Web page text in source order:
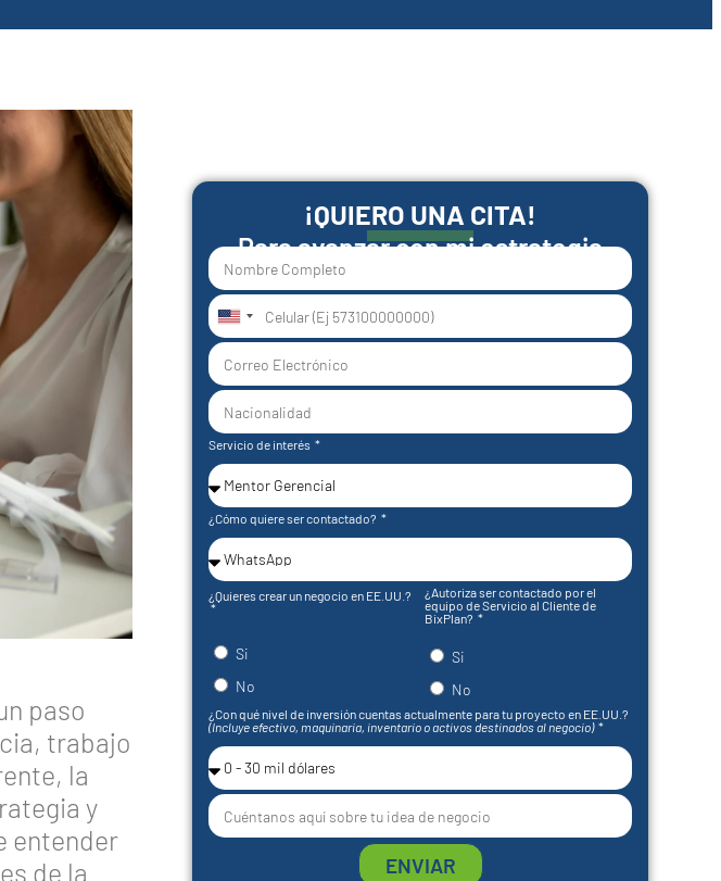
paso
trabajo
la
y
entender
de la
¡QUIERO UNA CITA!
Para avanzar con mi estrategia
United
States
+1
Servicio de interés
¿Cómo quiere ser contactado?
¿Quieres crear un negocio en EE.UU.?
Si
No
¿Autoriza ser contactado por el
equipo de Servicio al Cliente de
BixPlan?
Si
No
¿Con qué nivel de inversión cuentas actualmente para tu proyecto en EE.UU.?
(Incluye efectivo, maquinaria, inventario o activos destinados al negocio)
ENVIAR